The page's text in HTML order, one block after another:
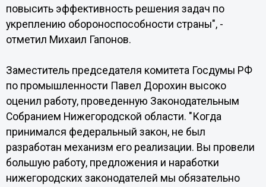
повысить эффективность решения задач по
укреплению обороноспособности страны", -
отметил Михаил Гапонов.
Заместитель председателя комитета Госдумы РФ
по промышленности Павел Дорохин высоко
оценил работу, проведенную Законодательным
Собранием Нижегородской области. "Когда
принимался федеральный закон, не был
разработан механизм его реализации. Вы провели
большую работу, предложения и наработки
нижегородских законодателей мы обязательно